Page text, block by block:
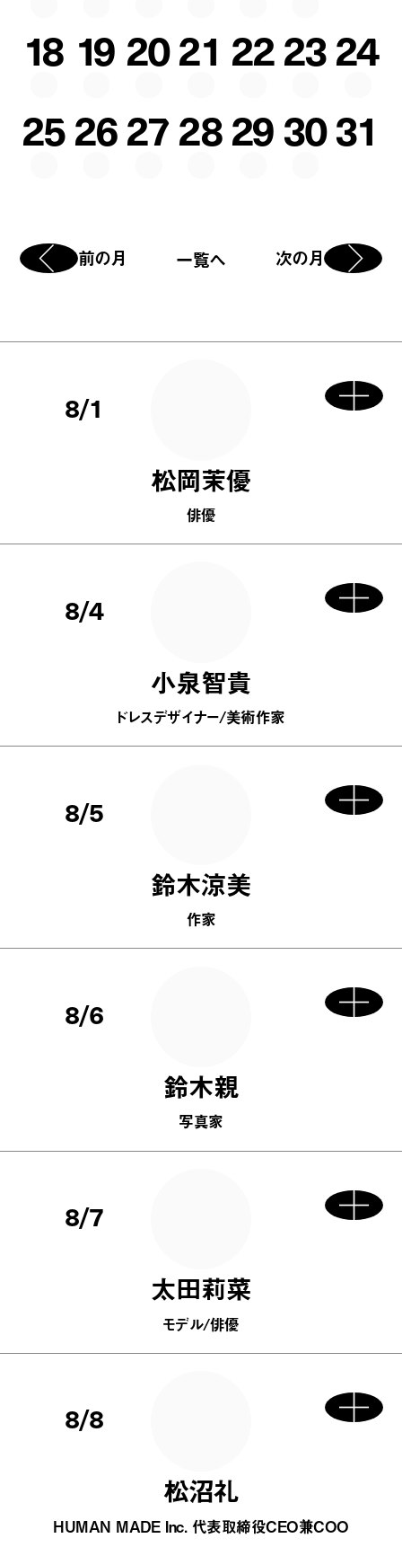
18 19 2021 222324
25262728293031
前の月 一覧へ 次の月
8/1
松岡茉優
俳優
8/4
小泉智貴
ドレスデザイナー/美術作家
8/5
鈴木涼美
作家
8/6
鈴木親
写真家
8/7
太田莉菜
モデル/俳優
8/8
松沼礼
HUMAN MADE Inc. 代表取締役CEO兼COO